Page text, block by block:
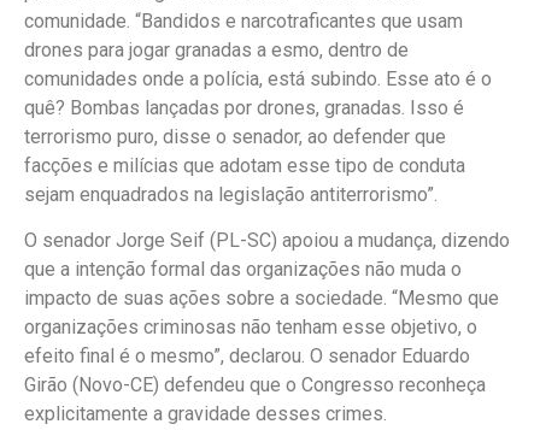
comunidade. “Bandidos e narcotraficantes que usam
drones para jogar granadas a esmo, dentro de
comunidades onde a polícia, está subindo. Esse ato é o
quê? Bombas lançadas por drones, granadas. Isso é
terrorismo puro, disse o senador, ao defender que
facções e milícias que adotam esse tipo de conduta
sejam enquadrados na legislação antiterrorismo”.
O senador Jorge Seif (PL-SC) apoiou a mudança, dizendo
que a intenção formal das organizações não muda o
impacto de suas ações sobre a sociedade. “Mesmo que
organizações criminosas não tenham esse objetivo, o
efeito final é o mesmo”, declarou. O senador Eduardo
Girão (Novo-CE) defendeu que o Congresso reconheça
explicitamente a gravidade desses crimes.